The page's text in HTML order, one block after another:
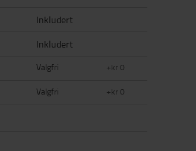
Inkludert
Inkludert
Valgfri +kr 0
Valgfri +kr 0